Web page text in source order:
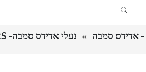
נעלי אדידס סמבה- SAMBA "REAL MADRID" SNEAKERS